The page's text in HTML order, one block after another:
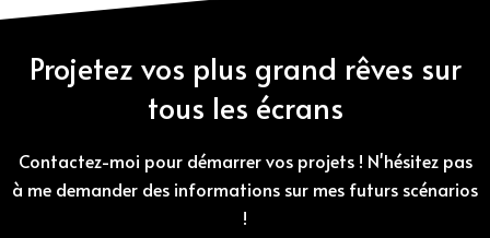
Projetez vos plus grand rêves sur
tous les écrans
Contactez-moi pour démarrer vos projets ! N'hésitez pas
à me demander des informations sur mes futurs scénarios
!